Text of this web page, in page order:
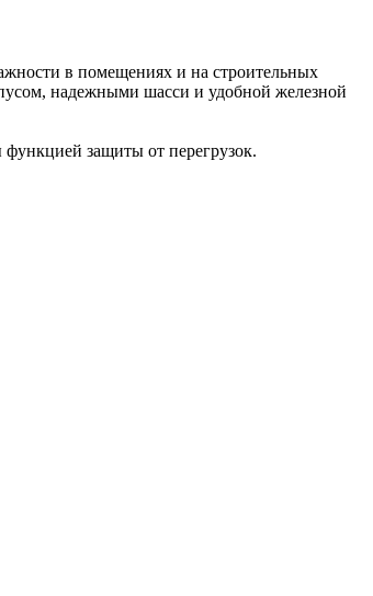
в помещениях и на строительных
надежными шасси и удобной железной
защиты от перегрузок.